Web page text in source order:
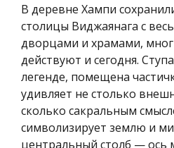
В деревне Хампи
столицы Виджаянага с
дворцами и храмами,
действуют и сегодня.
легенде, помещена
удивляет не столько
сколько сакральным
символизирует землю и
центральный столб — ось